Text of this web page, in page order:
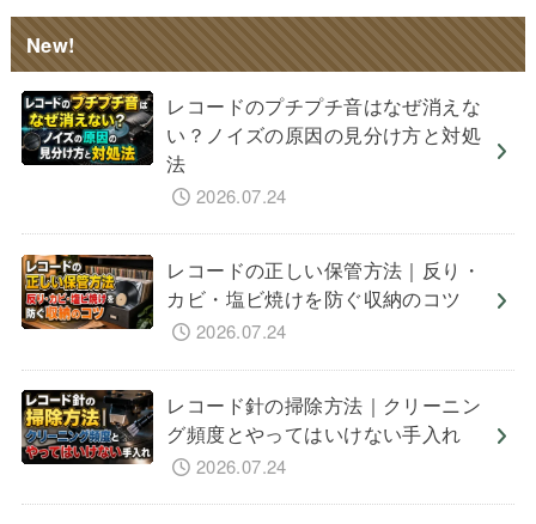
New!
レコードのプチプチ音はなぜ消えな
い？ノイズの原因の見分け方と対処
法
2026.07.24
レコードの正しい保管方法｜反り・
カビ・塩ビ焼けを防ぐ収納のコツ
2026.07.24
レコード針の掃除方法｜クリーニン
グ頻度とやってはいけない手入れ
2026.07.24